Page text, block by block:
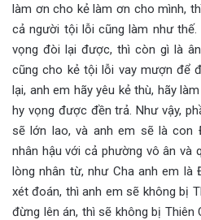
làm ơn cho kẻ làm ơn cho mình,
cả người tội lỗi cũng làm như
vọng đòi lại được, thì còn gì là
cũng cho kẻ tội lỗi vay mượn để
lại, anh em hãy yêu kẻ thù, hãy
hy vọng được đền trả. Như vậy,
sẽ lớn lao, và anh em sẽ là con
nhân hậu với cả phường vô ân và
lòng nhân từ, như Cha anh em là
xét đoán, thì anh em sẽ không bị
đừng lên án, thì sẽ không bị Thiên